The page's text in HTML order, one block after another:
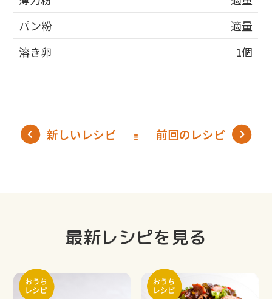
パン粉
適量
溶き卵
1個
新しいレシピ 前回のレシピ
最新レシピを見る